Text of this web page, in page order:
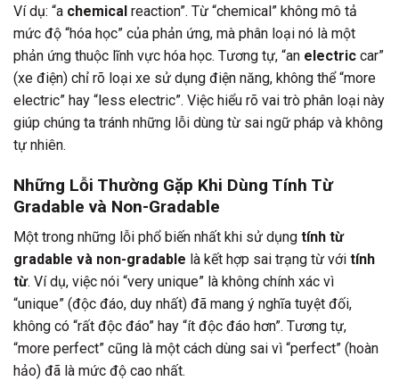
Ví dụ: “a chemical reaction”. Từ “chemical” không mô tả
mức độ “hóa học” của phản ứng, mà phân loại nó là một
phản ứng thuộc lĩnh vực hóa học. Tương tự, “an electric car”
(xe điện) chỉ rõ loại xe sử dụng điện năng, không thể “more
electric” hay “less electric”. Việc hiểu rõ vai trò phân loại này
giúp chúng ta tránh những lỗi dùng từ sai ngữ pháp và không
tự nhiên.
Những Lỗi Thường Gặp Khi Dùng Tính Từ
Gradable và Non-Gradable
Một trong những lỗi phổ biến nhất khi sử dụng tính từ
gradable và non-gradable là kết hợp sai trạng từ với tính
từ. Ví dụ, việc nói “very unique” là không chính xác vì
“unique” (độc đáo, duy nhất) đã mang ý nghĩa tuyệt đối,
không có “rất độc đáo” hay “ít độc đáo hơn”. Tương tự,
“more perfect” cũng là một cách dùng sai vì “perfect” (hoàn
hảo) đã là mức độ cao nhất.